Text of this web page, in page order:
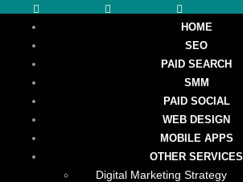
HOME
SEO
PAID SEARCH
SMM
PAID SOCIAL
WEB DESIGN
MOBILE APPS
OTHER SERVICES
Digital Marketing Strategy